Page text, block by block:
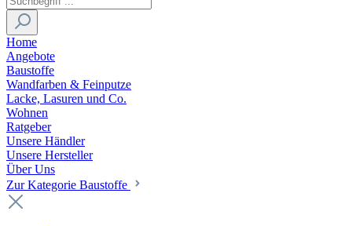
Home
Angebote
Baustoffe
Wandfarben & Feinputze
Lacke, Lasuren und Co.
Wohnen
Ratgeber
Unsere Händler
Unsere Hersteller
Über Uns
Zur Kategorie Baustoffe